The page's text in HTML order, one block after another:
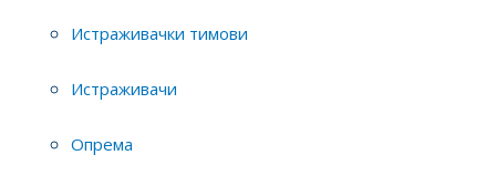
Истраживачки тимови
Истраживачи
Опрема
Четвртак, 02.07.2026. у 12,00h